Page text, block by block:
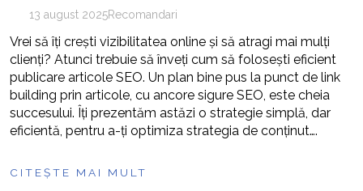
13 august 2025Recomandari
Vrei să îți crești vizibilitatea online și să atragi mai mulți
clienți? Atunci trebuie să înveți cum să folosești eficient
publicare articole SEO. Un plan bine pus la punct de link
building prin articole, cu ancore sigure SEO, este cheia
succesului. Îți prezentăm astăzi o strategie simplă, dar
eficientă, pentru a-ți optimiza strategia de conținut….
CITEȘTE MAI MULT